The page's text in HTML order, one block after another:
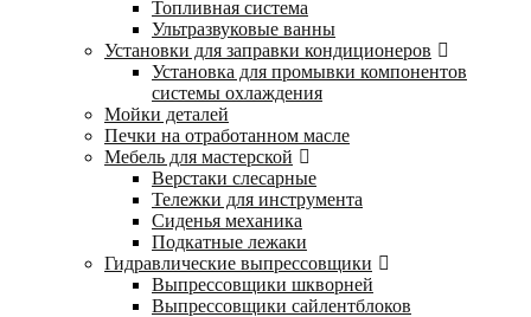
Топливная система
Ультразвуковые ванны
Установки для заправки кондиционеров
Установка для промывки компонентов
системы охлаждения
Мойки деталей
Печки на отработанном масле
Мебель для мастерской
Верстаки слесарные
Тележки для инструмента
Сиденья механика
Подкатные лежаки
Гидравлические выпрессовщики
Выпрессовщики шкворней
Выпрессовщики сайлентблоков